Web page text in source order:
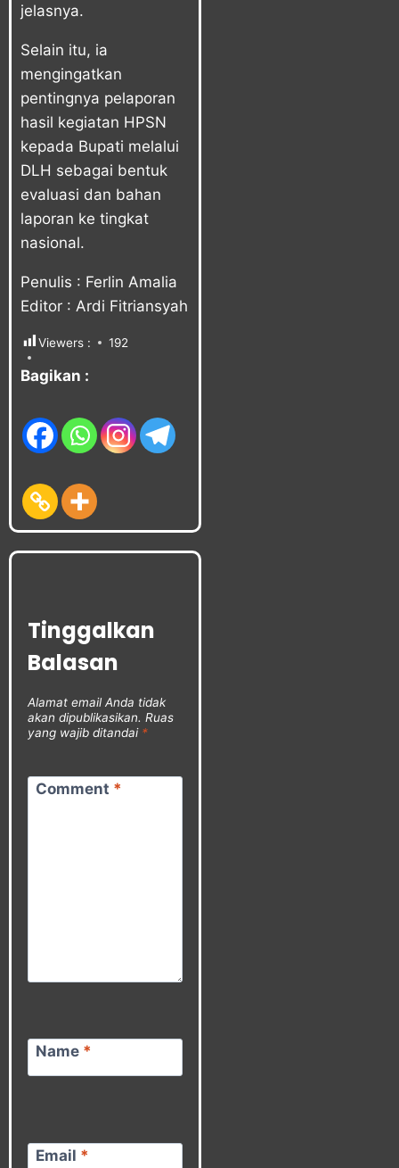
jelasnya.
Selain itu, ia
mengingatkan
pentingnya pelaporan
hasil kegiatan HPSN
kepada Bupati melalui
DLH sebagai bentuk
evaluasi dan bahan
laporan ke tingkat
nasional.
Penulis : Ferlin Amalia
Editor : Ardi Fitriansyah
Viewers : 192
Bagikan :
Tinggalkan
Balasan
Alamat email Anda tidak
akan dipublikasikan. Ruas
yang wajib ditandai *
Comment *
Name *
Email *